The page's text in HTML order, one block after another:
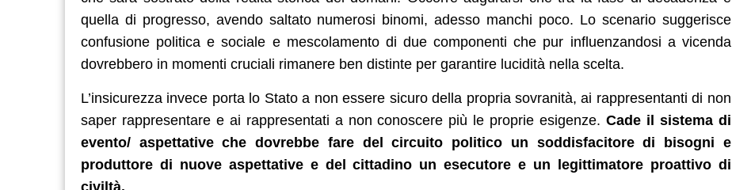
quella di progresso, avendo saltato numerosi binomi, adesso manchi poco. Lo scenario suggerisce
confusione politica e sociale e mescolamento di due componenti che pur influenzandosi a vicenda
dovrebbero in momenti cruciali rimanere ben distinte per garantire lucidità nella scelta.
L’insicurezza invece porta lo Stato a non essere sicuro della propria sovranità, ai rappresentanti di non
saper rappresentare e ai rappresentati a non conoscere più le proprie esigenze.Cade il sistema di
evento/ aspettative che dovrebbe fare del circuito politico un soddisfacitore di bisogni e
produttore di nuove aspettative e del cittadino un esecutore e un legittimatore proattivo di
civiltà.